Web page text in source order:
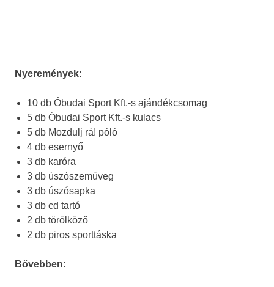
Nyeremények:
10 db Óbudai Sport Kft.-s ajándékcsomag
5 db Óbudai Sport Kft.-s kulacs
5 db Mozdulj rá! póló
4 db esernyő
3 db karóra
3 db úszószemüveg
3 db úszósapka
3 db cd tartó
2 db törölköző
2 db piros sporttáska
Bővebben: